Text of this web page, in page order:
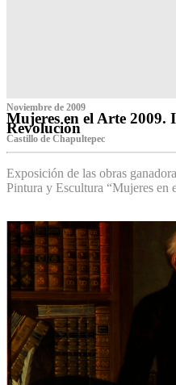
Noviembre de 2009
Mujeres en el Arte 2009.
Revolución
Castillo de Chapultepec
Exposición de las obras
Pintura y Escultura “Mujeres en